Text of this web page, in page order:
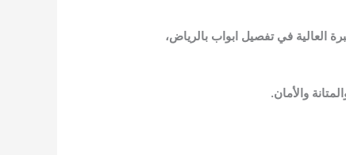
العالية في تفصيل ابواب بالرياض،
والأمان.